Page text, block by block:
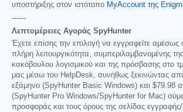
υποστήριξης στον ιστότοπο MyAccount της
------
Λεπτομέρειες Αγοράς SpyHunter
Έχετε επίσης την επιλογή να εγγραφείτε αμέσως
πλήρη λειτουργικότητα, συμπεριλαμβανομένης
κακόβουλου λογισμικού και της πρόσβασης στο
μας μέσω του HelpDesk, συνήθως ξεκινώντας
εξάμηνο (SpyHunter Basic Windows) και $79.98
(SpyHunter Pro Windows/SpyHunter for Mac)
προσφοράς και τους όρους της σελίδας εγγραφής/